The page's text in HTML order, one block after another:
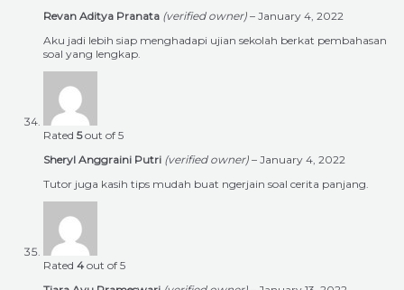
Revan Aditya Pranata (verified owner) – January 4, 2022
Aku jadi lebih siap menghadapi ujian sekolah berkat pembahasan
soal yang lengkap.
Rated 5out of 5
Sheryl Anggraini Putri (verified owner) – January 4, 2022
Tutor juga kasih tips mudah buat ngerjain soal cerita panjang.
Rated 4 out of 5